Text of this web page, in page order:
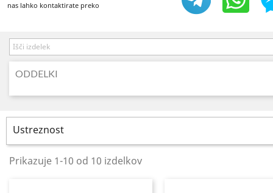
nas lahko kontaktirate preko
ODDELKI
Ustreznost
Prikazuje 1-10 od 10 izdelkov